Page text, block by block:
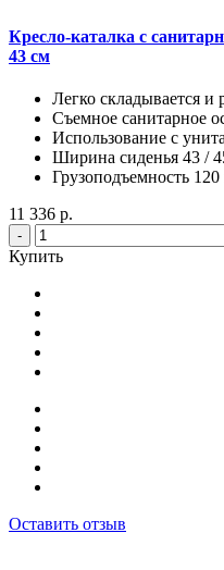
Кресло-каталка с
43 см
Легко складывается и
Съемное санитарное
Использование с
Ширина сиденья 43 /
Грузоподъемность 120
11 336 р.
-
Купить
Оставить отзыв